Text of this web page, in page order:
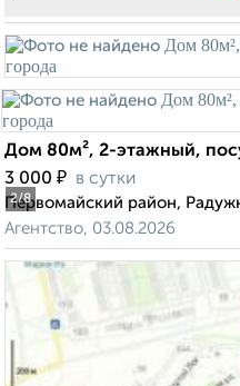
2/8
Дом 80м², 2-этажный,
3 000 ₽ в сутки
Первомайский район,
Агентство, 03.08.2026